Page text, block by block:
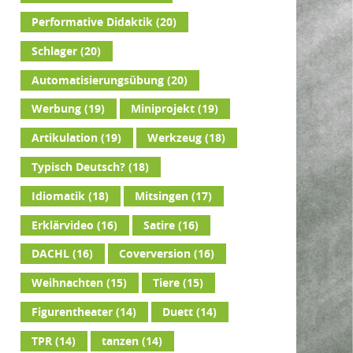
Performative Didaktik (20)
Schlager (20)
Automatisierungsübung (20)
Werbung (19) Miniprojekt (19)
Artikulation (19) Werkzeug (18)
Typisch Deutsch? (18)
Idiomatik (18) Mitsingen (17)
Erklärvideo (16) Satire (16)
DACHL (16) Coverversion (16)
Weihnachten (15) Tiere (15)
Figurentheater (14) Duett (14)
TPR (14) tanzen (14)